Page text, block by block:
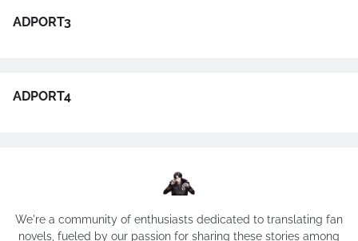
ADPORT3
ADPORT4
We're a community of enthusiasts dedicated to translating fan
novels, fueled by our passion for sharing these stories among